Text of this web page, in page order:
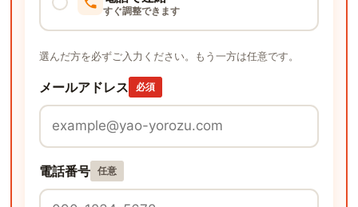
すぐ調整できます
選んだ方を必ずご入力ください。もう一方は任意です。
メールアドレス 必須
電話番号 任意